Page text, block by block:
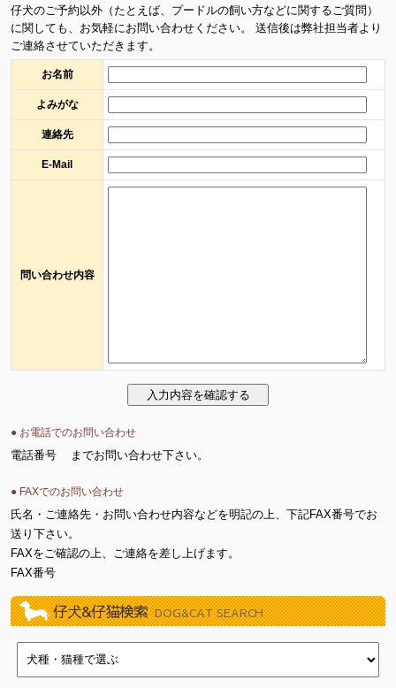
仔犬のご予約以外（たとえば、プードルの飼い方などに関するご質問）
に関しても、お気軽にお問い合わせください。 送信後は弊社担当者より
ご連絡させていただきます。
お名前
よみがな
連絡先
E-Mail
問い合わせ内容
● お電話でのお問い合わせ
電話番号
までお問い合わせ下さい。
● FAXでのお問い合わせ
氏名・ご連絡先・お問い合わせ内容などを明記の上、下記FAX番号でお
送り下さい。
FAXをご確認の上、ご連絡を差し上げます。
FAX番号
仔犬&仔猫検索 DOG&CAT SEARCH